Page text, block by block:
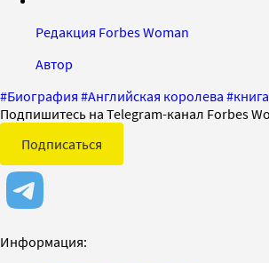
Редакция Forbes Woman
Автор
#Биография #Английская королева #книга
Подпишитесь на Telegram-канал Forbes
Подписаться
Информация: